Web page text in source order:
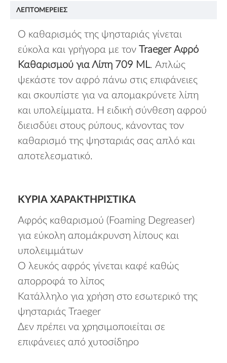
ΛΕΠΤΟΜΈΡΕΙΕΣ
Ο καθαρισμός της ψησταριάς γίνεται
εύκολα και γρήγορα με τον
Traeger Αφρό
Καθαρισμού για Λίπη 709 ML. Απλώς
ψεκάστε τον αφρό πάνω στις επιφάνειες
και σκουπίστε για να απομακρύνετε λίπη
και υπολείμματα. Η ειδική σύνθεση αφρού
διεισδύει στους ρύπους, κάνοντας τον
καθαρισμό της ψησταριάς σας απλό και
αποτελεσματικό.
ΚΎΡΙΑ ΧΑΡΑΚΤΗΡΙΣΤΙΚΆ
Αφρός καθαρισμού (Foaming Degreaser)
για εύκολη απομάκρυνση λίπους και
υπολειμμάτων
Ο λευκός αφρός γίνεται καφέ καθώς
απορροφά το λίπος
Κατάλληλο για χρήση στο εσωτερικό της
ψησταριάς Traeger
Δεν πρέπει να χρησιμοποιείται σε
επιφάνειες από χυτοσίδηρο